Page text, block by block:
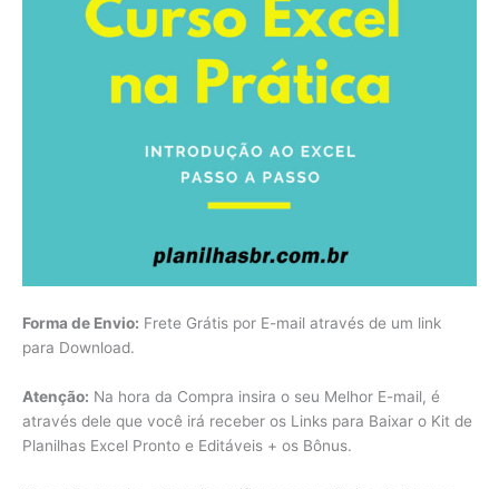
Forma de Envio: Frete Grátis por E-mail através de um link
para Download.
Atenção: Na hora da Compra insira o seu Melhor E-mail, é
através dele que você irá receber os Links para Baixar o Kit de
Planilhas Excel Pronto e Editáveis + os Bônus.